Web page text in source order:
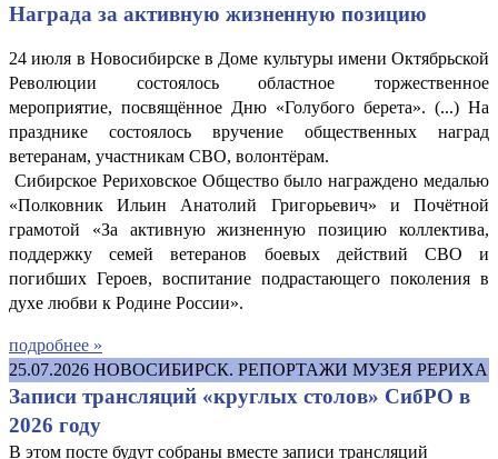
Награда за активную жизненную позицию
24 июля в Новосибирске в Доме культуры имени Октябрьской
Революции состоялось областное торжественное
мероприятие, посвящённое Дню «Голубого берета». (...) На
празднике состоялось вручение общественных наград
ветеранам, участникам СВО, волонтёрам.
Сибирское Рериховское Общество было награждено медалью
«Полковник Ильин Анатолий Григорьевич» и Почётной
грамотой «За активную жизненную позицию коллектива,
поддержку семей ветеранов боевых действий СВО и
погибших Героев, воспитание подрастающего поколения в
духе любви к Родине России».
подробнее »
25.07.2026 НОВОСИБИРСК. РЕПОРТАЖИ МУЗЕЯ РЕРИХА
Записи трансляций «круглых столов» СибРО в
2026 году
В этом посте будут собраны вместе записи трансляций